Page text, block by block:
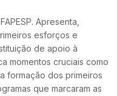
Apresenta,
esforços e
de apoio à
momentos cruciais como
formação dos primeiros
que marcaram as